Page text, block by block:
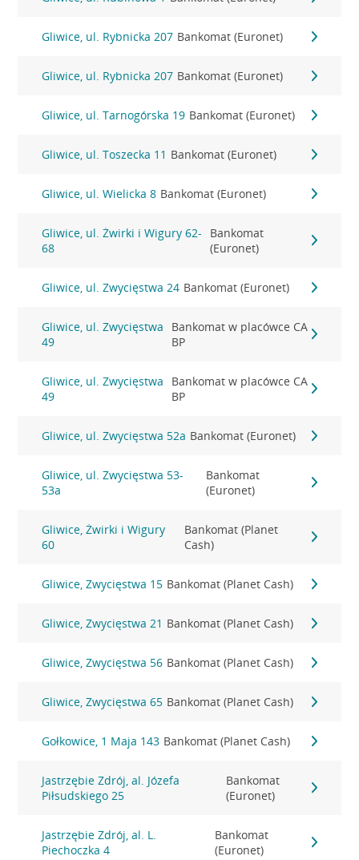
Gliwice, ul. Rybnicka 207 Bankomat (Euronet)
Gliwice, ul. Rybnicka 207 Bankomat (Euronet)
Gliwice, ul. Tarnogórska 19 Bankomat (Euronet)
Gliwice, ul. Toszecka 11 Bankomat (Euronet)
Gliwice, ul. Wielicka 8 Bankomat (Euronet)
Gliwice, ul. Żwirki i Wigury 62-
68
Bankomat
(Euronet)
Gliwice, ul. Zwycięstwa 24 Bankomat (Euronet)
Gliwice, ul. Zwycięstwa
49
Bankomat w placówce CA
BP
Gliwice, ul. Zwycięstwa
49
Bankomat w placówce CA
BP
Gliwice, ul. Zwycięstwa 52a Bankomat (Euronet)
Gliwice, ul. Zwycięstwa 53-
53a
Bankomat
(Euronet)
Gliwice, Żwirki i Wigury
60
Bankomat (Planet
Cash)
Gliwice, Zwycięstwa 15 Bankomat (Planet Cash)
Gliwice, Zwycięstwa 21 Bankomat (Planet Cash)
Gliwice, Zwycięstwa 56 Bankomat (Planet Cash)
Gliwice, Zwycięstwa 65 Bankomat (Planet Cash)
Gołkowice, 1 Maja 143 Bankomat (Planet Cash)
Jastrzębie Zdrój, al. Józefa
Piłsudskiego 25
Bankomat
(Euronet)
Jastrzębie Zdrój, al. L.
Piechoczka 4
Bankomat
(Euronet)